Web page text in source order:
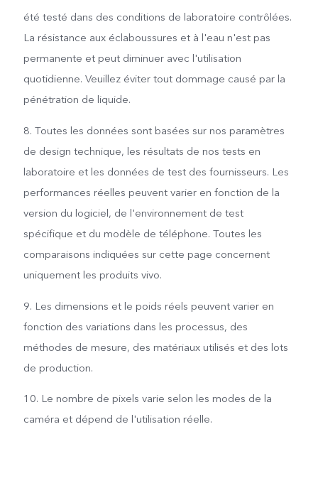
été testé dans des conditions de laboratoire contrôlées.
La résistance aux éclaboussures et à l'eau n'est pas
permanente et peut diminuer avec l'utilisation
quotidienne. Veuillez éviter tout dommage causé par la
pénétration de liquide.
8. Toutes les données sont basées sur nos paramètres
de design technique, les résultats de nos tests en
laboratoire et les données de test des fournisseurs. Les
performances réelles peuvent varier en fonction de la
version du logiciel, de l'environnement de test
spécifique et du modèle de téléphone. Toutes les
comparaisons indiquées sur cette page concernent
uniquement les produits vivo.
9. Les dimensions et le poids réels peuvent varier en
fonction des variations dans les processus, des
méthodes de mesure, des matériaux utilisés et des lots
de production.
10. Le nombre de pixels varie selon les modes de la
caméra et dépend de l'utilisation réelle.